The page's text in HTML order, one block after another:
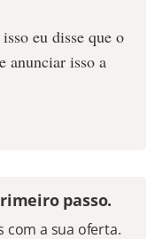
eu disse que o
anunciar isso a
passo.
com a sua oferta.